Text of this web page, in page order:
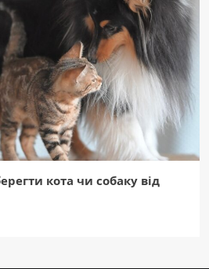
кота чи собаку від